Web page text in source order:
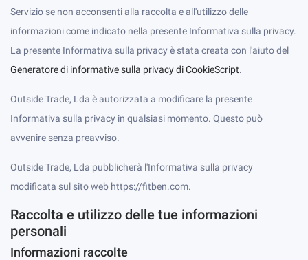
Servizio se non acconsenti alla raccolta e all'utilizzo delle
informazioni come indicato nella presente Informativa sulla privacy.
La presente Informativa sulla privacy è stata creata con l'aiuto del
Generatore di informative sulla privacy di CookieScript.
Outside Trade, Lda è autorizzata a modificare la presente
Informativa sulla privacy in qualsiasi momento. Questo può
avvenire senza preavviso.
Outside Trade, Lda pubblicherà l'Informativa sulla privacy
modificata sul sito web https://fitben.com.
Raccolta e utilizzo delle tue informazioni
personali
Informazioni raccolte